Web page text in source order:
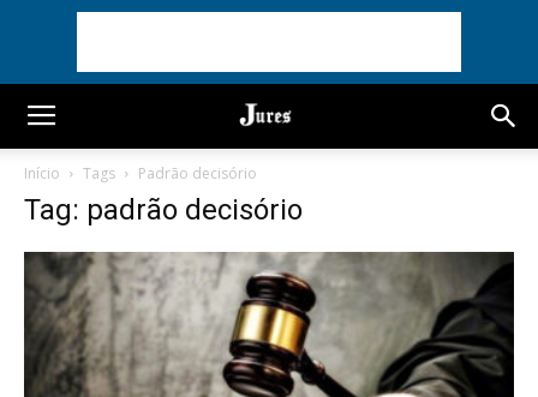
Início Tags Padrão decisório
Tag: padrão decisório